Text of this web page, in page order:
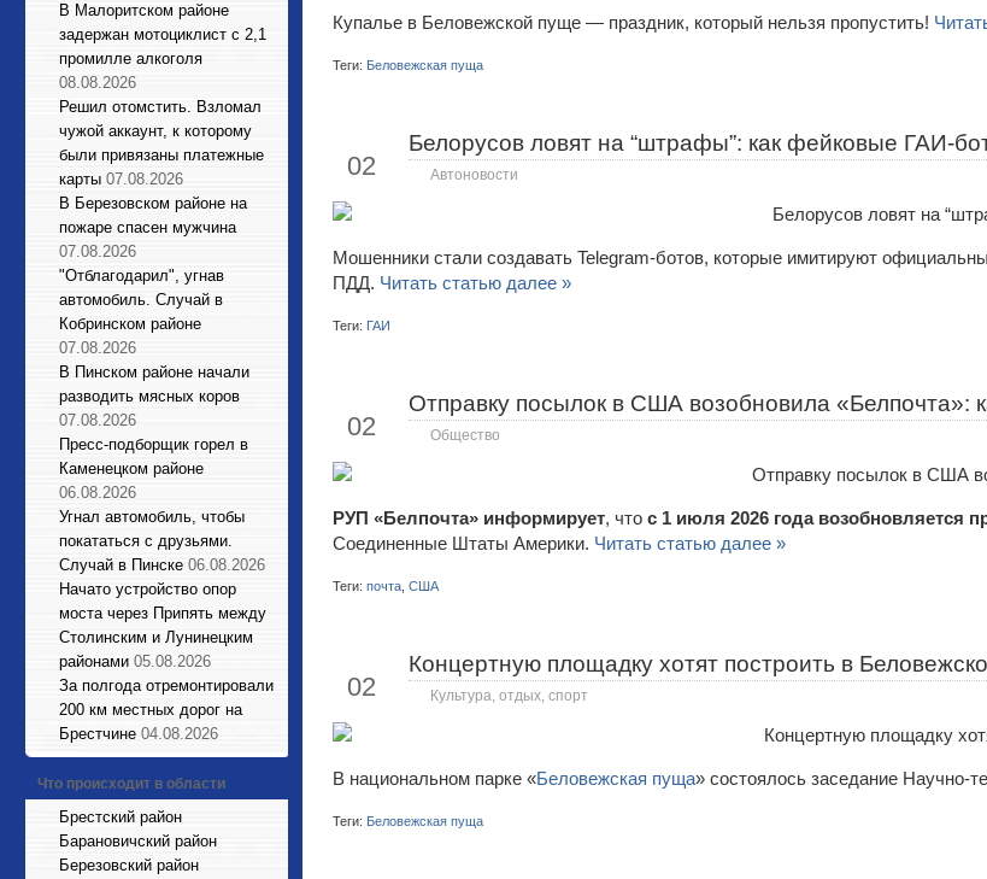
В Малоритском районе
задержан мотоциклист с 2,1
промилле алкоголя
08.08.2026
Решил отомстить. Взломал
чужой аккаунт, к которому
были привязаны платежные
карты 07.08.2026
В Березовском районе на
пожаре спасен мужчина
07.08.2026
"Отблагодарил", угнав
автомобиль. Случай в
Кобринском районе
07.08.2026
В Пинском районе начали
разводить мясных коров
07.08.2026
Пресс-подборщик горел в
Каменецком районе
06.08.2026
Угнал автомобиль, чтобы
покататься с друзьями.
Случай в Пинске 06.08.2026
Начато устройство опор
моста через Припять между
Столинским и Лунинецким
районами 05.08.2026
За полгода отремонтировали
200 км местных дорог на
Брестчине 04.08.2026
Что происходит в области
Брестский район
Барановичский район
Березовский район
Купалье в Беловежской пуще — праздник, который нельзя пропустить!
Теги: Беловежская пуща
02
Белорусов ловят на “штрафы”: как фейковые ГАИ-
Автоновости
Мошенники стали создавать Telegram-ботов, которые имитируют
ПДД. Читать статью далее »
Теги: ГАИ
02
Отправку посылок в США возобновила «Белпочта»:
Общество
РУП «Белпочта» информирует, что с 1 июля 2026 года возобновляется
Соединенные Штаты Америки. Читать статью далее »
Теги: почта США
02
Концертную площадку хотят построить в
Культура, отдых, спорт
В национальном парке «Беловежская пуща» состоялось заседание Научно-
Теги: Беловежская пуща